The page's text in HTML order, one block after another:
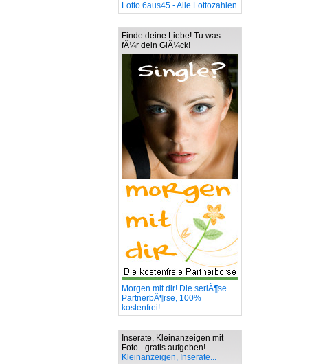
Lotto 6aus45 - Alle Lottozahlen
Finde deine Liebe! Tu was
fÃ¼r dein GlÃ¼ck!
Morgen mit dir! Die seriÃ¶se
PartnerbÃ¶rse, 100%
kostenfrei!
Inserate, Kleinanzeigen mit
Foto - gratis aufgeben!
Kleinanzeigen, Inserate...